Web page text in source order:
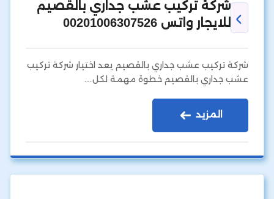
شركة تركيب عشب جداري بالقصيم
للايجار واتس 00201006307526
شركة تركيب عشب جداري بالقصيم يعد اختيار شركة تركيب
عشب جداري بالقصيم خطوة مهمة لكل…
المزيد